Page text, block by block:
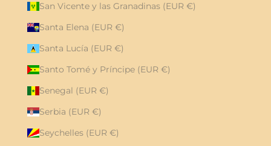
San Vicente y las Granadinas (EUR €)
Santa Elena (EUR €)
Santa Lucía (EUR €)
Santo Tomé y Príncipe (EUR €)
Senegal (EUR €)
Serbia (EUR €)
Seychelles (EUR €)